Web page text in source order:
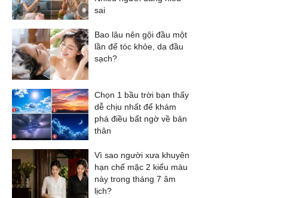
sai
Bao lâu nên gội đầu một
lần để tóc khỏe, da đầu
sạch?
Chọn 1 bầu trời bạn thấy
dễ chịu nhất để khám
phá điều bất ngờ về bản
thân
Vì sao người xưa khuyên
hạn chế mặc 2 kiểu màu
này trong tháng 7 âm
lịch?